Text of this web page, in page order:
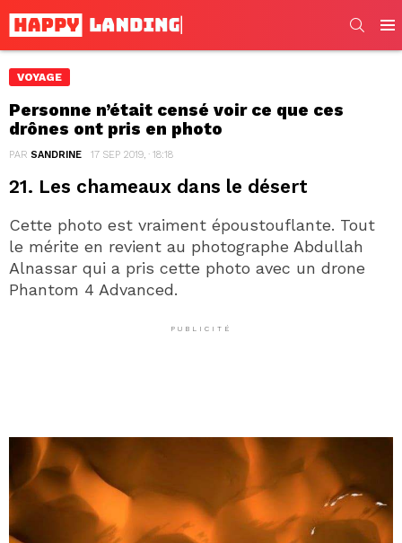
VOYAGE
Personne n’était censé voir ce que ces
drônes ont pris en photo
PAR SANDRINE 17 SEP 2019, · 18:18
21. Les chameaux dans le désert
Cette photo est vraiment époustouflante. Tout
le mérite en revient au photographe Abdullah
Alnassar qui a pris cette photo avec un drone
Phantom 4 Advanced.
PUBLICITÉ